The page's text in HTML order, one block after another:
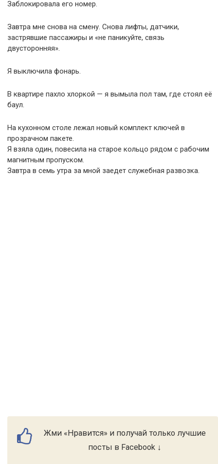
Заблокировала его номер.
Завтра мне снова на смену. Снова лифты, датчики,
застрявшие пассажиры и «не паникуйте, связь
двусторонняя».
Я выключила фонарь.
В квартире пахло хлоркой — я вымыла пол там, где стоял её
баул.
На кухонном столе лежал новый комплект ключей в
прозрачном пакете.
Я взяла один, повесила на старое кольцо рядом с рабочим
магнитным пропуском.
Завтра в семь утра за мной заедет служебная развозка.
Жми «Нравится» и получай только лучшие
посты в Facebook ↓